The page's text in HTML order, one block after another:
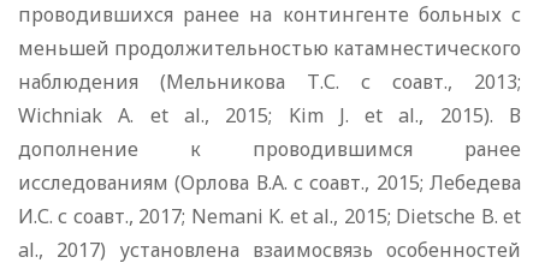
проводившихся ранее на контингенте больных с
меньшей продолжительностью катамнестического
наблюдения (Мельникова Т.С. с соавт., 2013;
Wichniak A. et al., 2015; Kim J. et al., 2015). В
дополнение к проводившимся ранее
исследованиям (Орлова В.А. с соавт., 2015; Лебедева
И.С. с соавт., 2017; Nemani K. et al., 2015; Dietsche B. et
al., 2017) установлена взаимосвязь особенностей